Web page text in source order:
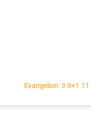
Evangelion: 3.0+1.11